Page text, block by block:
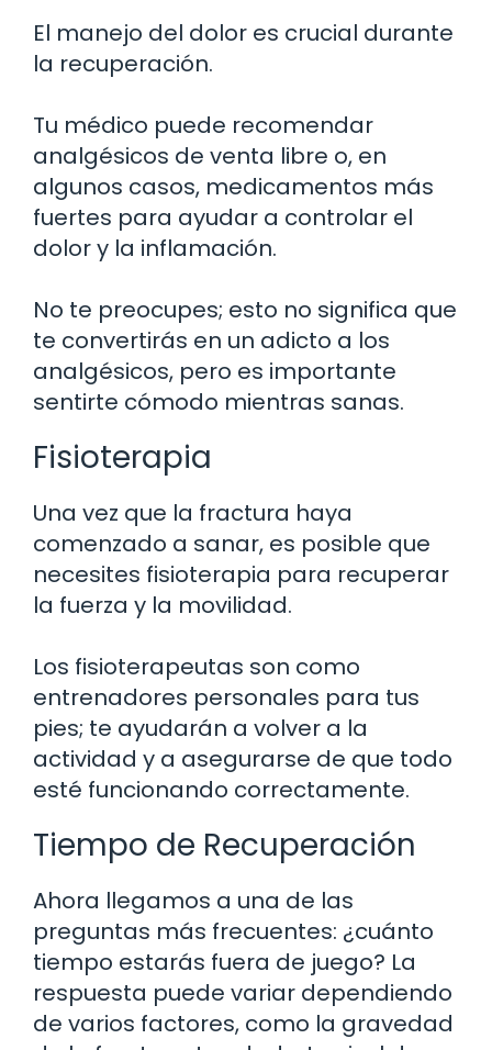
El manejo del dolor es crucial durante
la recuperación.
Tu médico puede recomendar
analgésicos de venta libre o, en
algunos casos, medicamentos más
fuertes para ayudar a controlar el
dolor y la inflamación.
No te preocupes; esto no significa que
te convertirás en un adicto a los
analgésicos, pero es importante
sentirte cómodo mientras sanas.
Fisioterapia
Una vez que la fractura haya
comenzado a sanar, es posible que
necesites fisioterapia para recuperar
la fuerza y la movilidad.
Los fisioterapeutas son como
entrenadores personales para tus
pies; te ayudarán a volver a la
actividad y a asegurarse de que todo
esté funcionando correctamente.
Tiempo de Recuperación
Ahora llegamos a una de las
preguntas más frecuentes: ¿cuánto
tiempo estarás fuera de juego? La
respuesta puede variar dependiendo
de varios factores, como la gravedad